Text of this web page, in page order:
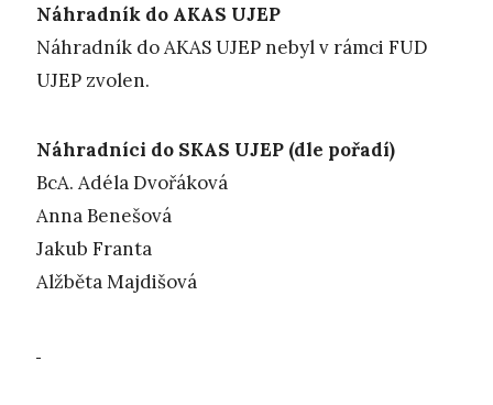
Náhradník do AKAS UJEP
Náhradník do AKAS UJEP nebyl v rámci FUD
UJEP zvolen.
Náhradníci do SKAS UJEP (dle pořadí)
BcA. Adéla Dvořáková
Anna Benešová
Jakub Franta
Alžběta Majdišová